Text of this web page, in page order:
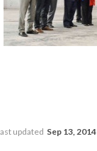
updated Sep 13, 2014